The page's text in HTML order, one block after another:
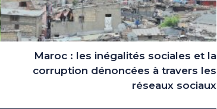
Maroc : les inégalités sociales et la
corruption dénoncées à travers les
réseaux sociaux